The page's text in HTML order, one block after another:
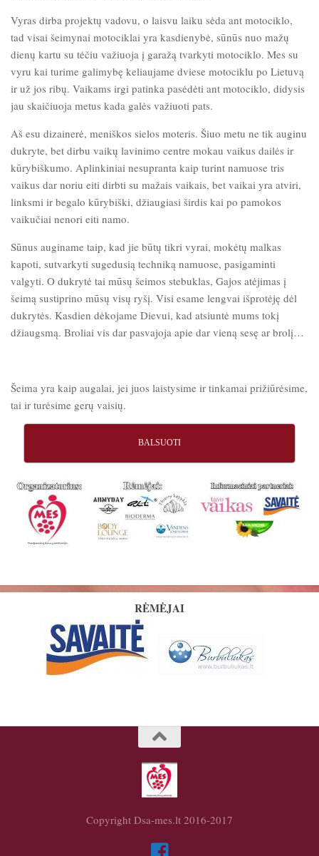
Vyras dirba projektų vadovu, o laisvu laiku sėda ant motociklo,
tad visai šeimynai motociklai yra kasdienybė, sūnūs nuo mažų
dienų kartu su tėčiu važiuoja į garažą tvarkyti motociklo. Mes su
vyru kai turime galimybę keliaujame dviese motociklu po Lietuvą
ir už jos ribų. Vaikams irgi patinka pasėdėti ant motociklo, didysis
jau skaičiuoja metus kada galės važiuoti pats.
Aš esu dizainerė, meniškos sielos moteris. Šiuo metu ne tik auginu
dukryte, bet dirbu vaikų lavinimo centre mokau vaikus dailės ir
kūrybiškumo. Aplinkiniai nesupranta kaip turint namuose tris
vaikus dar noriu eiti dirbti su mažais vaikais, bet vaikai yra atviri,
linksmi ir begalo kūrybiški, džiaugiasi širdis kai po pamokos
vaikučiai nenori eiti namo.
Sūnus auginame taip, kad jie būtų tikri vyrai, mokėtų malkas
kapoti, sutvarkyti sugedusią techniką namuose, pasigaminti
valgyti. O dukrytė tai mūsų šeimos stebuklas, Gajos atėjimas į
šeimą sustiprino mūsų visų ryšį. Visi esame lengvai išprotėję dėl
dukrytės. Kasdien dėkojame Dievui, kad atsiuntė mums tokį
džiaugsmą. Broliai vis dar pasvajoja apie dar vieną sesę ar brolį…
Šeima yra kaip augalai, jei juos laistysime ir tinkamai prižiūrėsime,
tai ir turėsime gerų vaisių.
BALSUOTI
RĖMĖJAI
Copyright Dsa-mes.lt 2016-2017